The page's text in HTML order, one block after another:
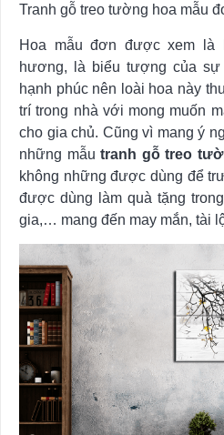
Tranh gỗ treo tường hoa mẫu
Hoa mẫu đơn được xem là
hương, là biểu tượng của
hạnh phúc nên loài hoa này
trí trong nhà với mong muốn
cho gia chủ. Cũng vì mang ý
những mẫu tranh gỗ treo
không những được dùng để
được dùng làm quà tặng
gia,… mang đến may mắn, tài